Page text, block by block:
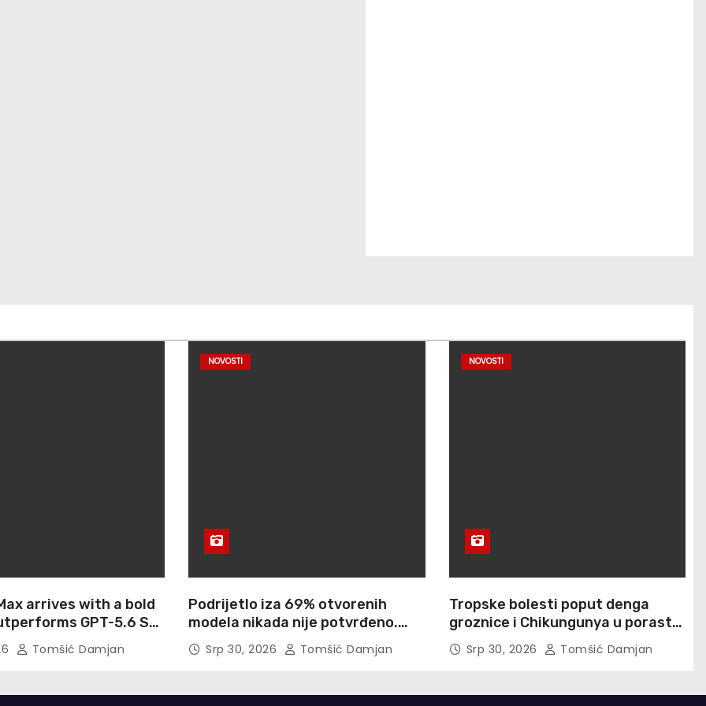
arrives with a bold
GPT-5.6 Sol
5 on agentic
Tomšić Damjan
NOVOSTI
Podrijetlo iza 69% otvorenih
modela nikada nije potvrđeno.
Cisco je upravo uzeo gotovo 900
otisaka prstiju besplatno
Srp 30, 2026 Tomšić Damjan
NOVOSTI
Tropske bolesti poput denga
groznice i Chikungunya u porastu
su u Europi
Srp 30, 2026 Tomšić Damjan